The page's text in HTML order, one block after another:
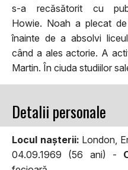
s-a recăsătorit cu
Howie. Noah a plecat
înainte de a absolvi
când a ales actorie. A
Martin. În ciuda studiilor
Detalii personale
Locul naşterii: London,
04.09.1969 (56 ani) -